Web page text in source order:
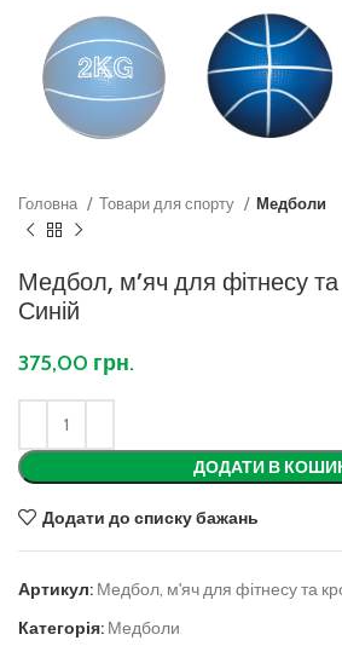
Головна Товари для спорту Медболи
Медбол, м’яч для фітнесу та
Синій
375,00 грн.
ДОДАТИ В
Додати до списку бажань
Артикул: Медбол, м'яч для фітнесу та
Категорія: Медболи